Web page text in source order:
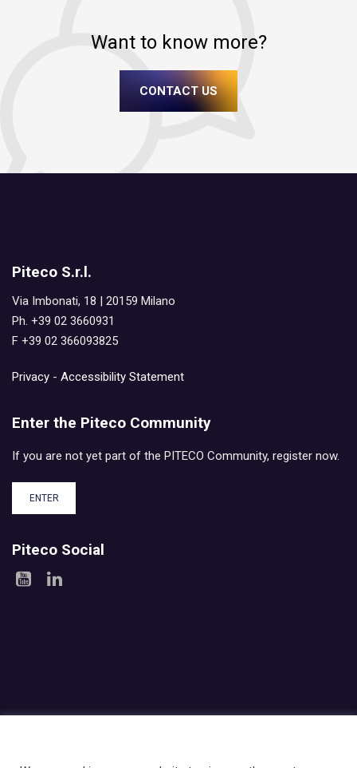
Want to know more?
CONTACT US
Piteco S.r.l.
Via Imbonati, 18 | 20159 Milano
Ph. +39 02 3660931
F +39 02 366093825
Privacy - Accessibility Statement
Enter the Piteco Community
If you are not yet part of the PITECO Community, register now.
ENTER
Piteco Social
Investor relations
About Piteco Newsroom